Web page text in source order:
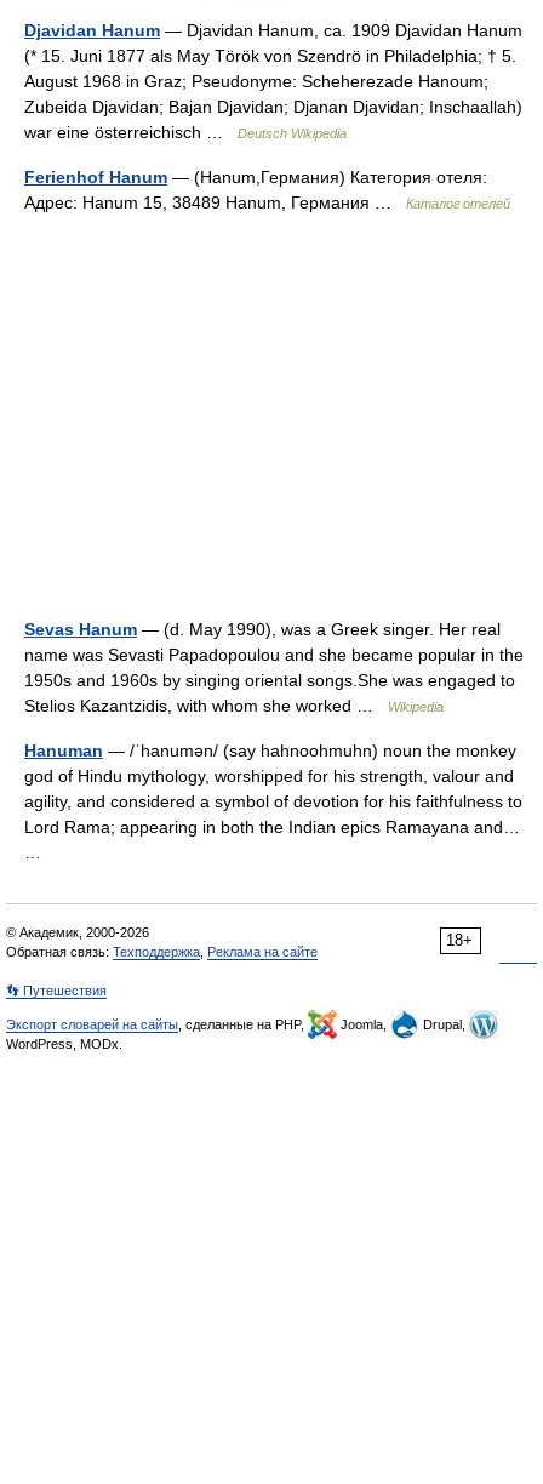
Djavidan Hanum — Djavidan Hanum, ca. 1909 Djavidan Hanum
(* 15. Juni 1877 als May Török von Szendrö in Philadelphia; † 5.
August 1968 in Graz; Pseudonyme: Scheherezade Hanoum;
Zubeida Djavidan; Bajan Djavidan; Djanan Djavidan; Inschaallah)
war eine österreichisch …
Deutsch Wikipedia
Ferienhof Hanum — (Hanum,Германия) Категория отеля:
Адрес: Hanum 15, 38489 Hanum, Германия …
Каталог отелей
Sevas Hanum — (d. May 1990), was a Greek singer. Her real
name was Sevasti Papadopoulou and she became popular in the
1950s and 1960s by singing oriental songs.She was engaged to
Stelios Kazantzidis, with whom she worked …
Wikipedia
Hanuman — /ˈhanumən/ (say hahnoohmuhn) noun the monkey
god of Hindu mythology, worshipped for his strength, valour and
agility, and considered a symbol of devotion for his faithfulness to
Lord Rama; appearing in both the Indian epics Ramayana and…
18+
© Академик, 2000-2026
Обратная связь: Техподдержка Реклама на сайте
👣 Путешествия
Экспорт словарей на сайты , сделанные на PHP, Joomla,
Drupal,
WordPress, MODx.